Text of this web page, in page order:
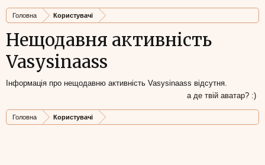
Головна Користувачі
Нещодавня активність
Vasysinaass
Інформація про нещодавню активність Vasysinaass відсутня.
а де твій аватар? :)
Головна Користувачі